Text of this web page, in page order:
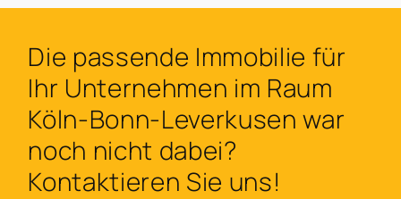
Die passende Immobilie für
Ihr Unternehmen im Raum
Köln-Bonn-Leverkusen war
noch nicht dabei?
Kontaktieren Sie uns!